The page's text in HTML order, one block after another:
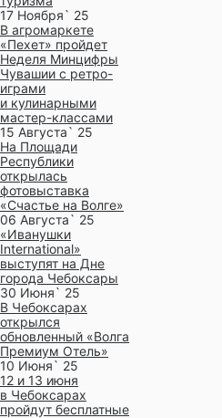
17 Ноября` 25
В агромаркете
«Пехет» пройдет
Неделя Минцифры
Чувашии с ретро-
играми
и кулинарными
мастер-классами
15 Августа` 25
На Площади
Республики
открылась
фотовыставка
«Счастье на Волге»
06 Августа` 25
«Иванушки
International»
выступят на Дне
города Чебоксары
30 Июня` 25
В Чебоксарах
открылся
обновленный «Волга
Премиум Отель»
10 Июня` 25
12 и 13 июня
в Чебоксарах
пройдут бесплатные